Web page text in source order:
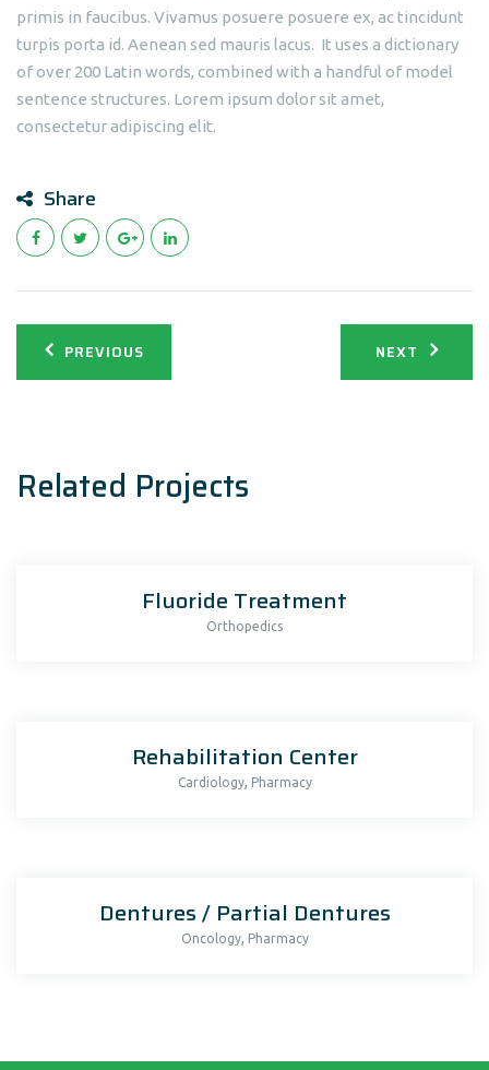
primis in faucibus. Vivamus posuere posuere ex, ac tincidunt
turpis porta id. Aenean sed mauris lacus. It uses a dictionary
of over 200 Latin words, combined with a handful of model
sentence structures. Lorem ipsum dolor sit amet,
consectetur adipiscing elit.
Share
Navigation
de
PREVIOUS NEXT
Related Projects
Fluoride Treatment
Orthopedics
Rehabilitation Center
Cardiology, Pharmacy
Dentures / Partial Dentures
Oncology, Pharmacy